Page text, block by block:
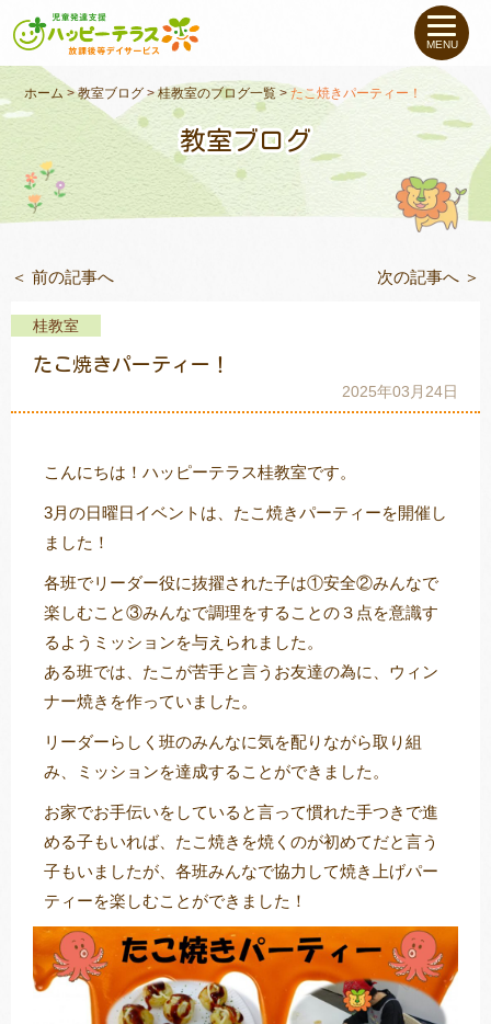
私たちについて
未就学のお子さま（０〜６才）
小学生〜高校生のお子さま
支援事例
教室一覧
トレキング DIDIM
MENU
ホーム >教室ブログ>桂教室のブログ一覧 >たこ焼きパーティー！
教室ブログ
＜ 前の記事へ 次の記事へ ＞
桂教室
たこ焼きパーティー！
2025年03月24日
こんにちは！ハッピーテラス桂教室です。
3月の日曜日イベントは、たこ焼きパーティーを開催し
ました！
各班でリーダー役に抜擢された子は①安全②みんなで
楽しむこと③みんなで調理をすることの３点を意識す
るようミッションを与えられました。
ある班では、たこが苦手と言うお友達の為に、ウィン
ナー焼きを作っていました。
リーダーらしく班のみんなに気を配りながら取り組
み、ミッションを達成することができました。
お家でお手伝いをしていると言って慣れた手つきで進
める子もいれば、たこ焼きを焼くのが初めてだと言う
子もいましたが、各班みんなで協力して焼き上げパー
ティーを楽しむことができました！